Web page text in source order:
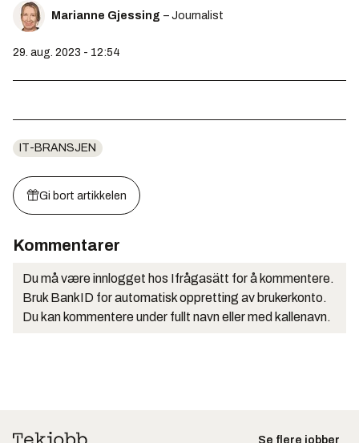
Marianne Gjessing – Journalist
29. aug. 2023 - 12:54
IT-BRANSJEN
Gi bort artikkelen
Kommentarer
Du må være innlogget hos Ifrågasätt for å kommentere.
Bruk BankID for automatisk oppretting av brukerkonto.
Du kan kommentere under fullt navn eller med kallenavn.
Se flere jobber